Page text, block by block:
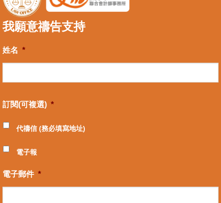
我願意禱告支持
姓名 *
訂閱(可複選) *
代禱信 (務必填寫地址)
電子報
電子郵件 *